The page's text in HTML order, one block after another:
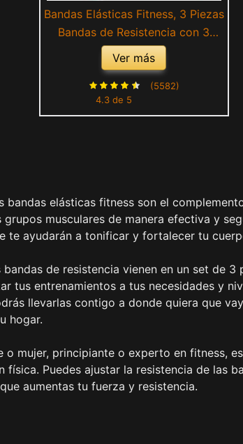
Bandas Elásticas Fitness, 3 Piezas
Bandas de Resistencia con 3
Niveles, para Hombre, Mujer,
Ejercicios de Musculares, Glúteos,
Piernas, Fémur y Yoga en Casa y
Gym (1.2M)
Ver más
4.3 de 5
(5582)
bandas elásticas fitness son el
musculares de manera efectiva y
te ayudarán a tonificar y fortalecer tu
de resistencia vienen en un set de 3
tus entrenamientos a tus necesidades y
llevarlas contigo a donde quiera que
hogar.
o mujer, principiante o experto en fitness,
Puedes ajustar la resistencia de las
aumentas tu fuerza y resistencia.